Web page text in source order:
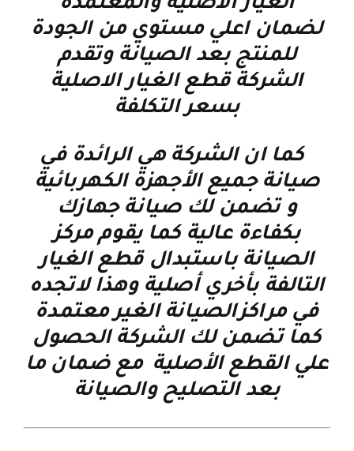
الغيار الاصليه والمعتمدة
لضمان اعلي مستوي من الجودة
للمنتج بعد الصيانة وتقدم
الشركة قطع الغيار الاصلية
بسعر التكلفة
كما ان الشركة هي الرائدة في
صيانة جميع الأجهزة الكهربائية
و تضمن لك صيانة جهازك
بكفاءة عالية كما يقوم مركز
الصيانة باستبدال قطع الغيار
التالفة بأخري أصلية وهذا لاتجده
في مراكزالصيانة الغير معتمدة
كما تضمن لك الشركة الحصول
علي القطع الأصلية مع ضمان ما
بعد التصليح والصيانة